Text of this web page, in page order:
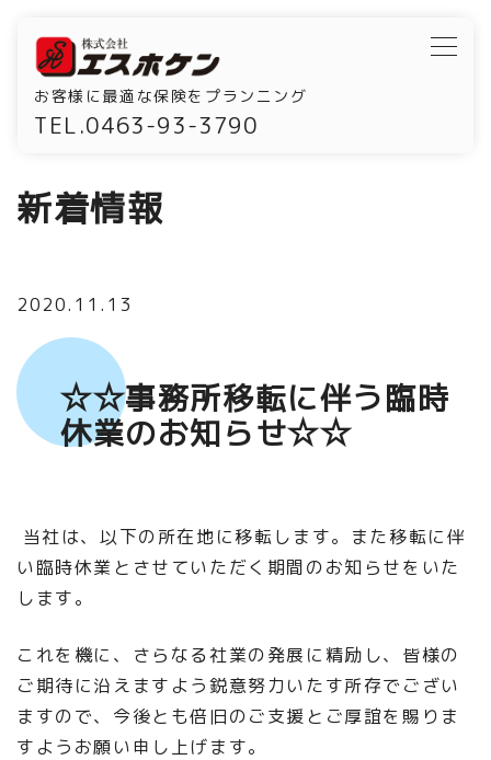
お客様に最適な保険をプランニング
TEL.0463-93-3790
新着情報
2020.11.13
☆☆事務所移転に伴う臨時
休業のお知らせ☆☆
当社は、以下の所在地に移転します。また移転に伴
い臨時休業とさせていただく期間のお知らせをいた
します。
これを機に、さらなる社業の発展に精励し、皆様の
ご期待に沿えますよう鋭意努力いたす所存でござい
ますので、今後とも倍旧のご支援とご厚誼を賜りま
すようお願い申し上げます。